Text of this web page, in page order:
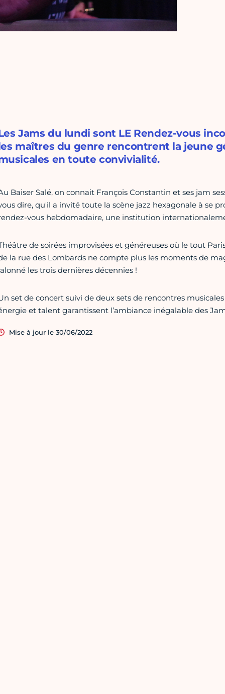
Jams du lundi sont LE Rendez-vous
maîtres du genre rencontrent la jeune
en toute convivialité.
Baiser Salé, on connait François Constantin et ses jam
dire, qu'il a invité toute la scène jazz hexagonale à se
vous hebdomadaire, une institution
de soirées improvisées et généreuses où le tout
la rue des Lombards ne compte plus les moments de
les trois dernières décennies !
set de concert suivi de deux sets de rencontres
et talent garantissent l’ambiance inégalable des
Mise à jour le 30/06/2022